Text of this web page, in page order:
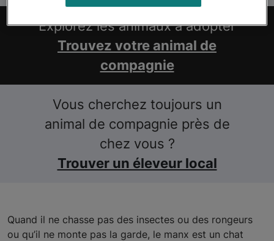
Explorez les animaux à adopter
Trouvez votre animal de
compagnie
Vous cherchez toujours un
animal de compagnie près de
chez vous ?
Trouver un éleveur local
Quand il ne chasse pas des insectes ou des rongeurs
ou qu’il ne monte pas la garde, le manx est un chat